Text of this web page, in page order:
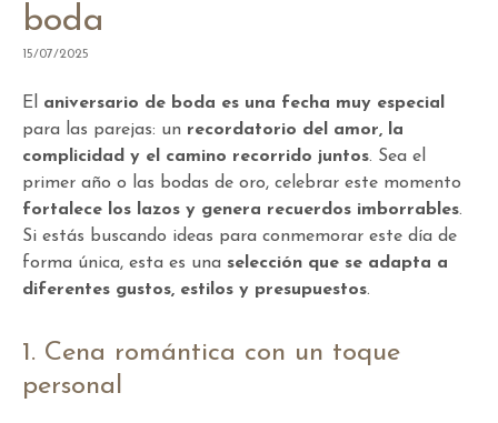
boda
15/07/2025
El aniversario de boda es una fecha muy especial
para las parejas: un recordatorio del amor, la
complicidad y el camino recorrido juntos. Sea el
primer año o las bodas de oro, celebrar este momento
fortalece los lazos y genera recuerdos imborrables.
Si estás buscando ideas para conmemorar este día de
forma única, esta es una selección que se adapta a
diferentes gustos, estilos y presupuestos.
1. Cena romántica con un toque
personal